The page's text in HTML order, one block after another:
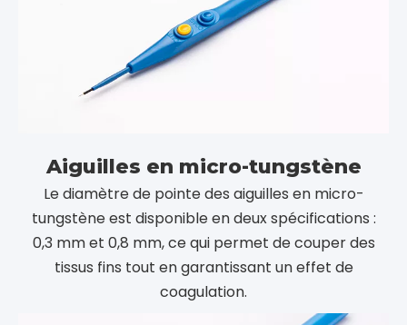
Aiguilles en micro-tungstène
Le diamètre de pointe des aiguilles en micro-
tungstène est disponible en deux spécifications :
coagulation.